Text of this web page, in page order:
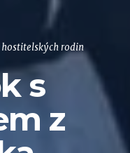
rodin
s
z